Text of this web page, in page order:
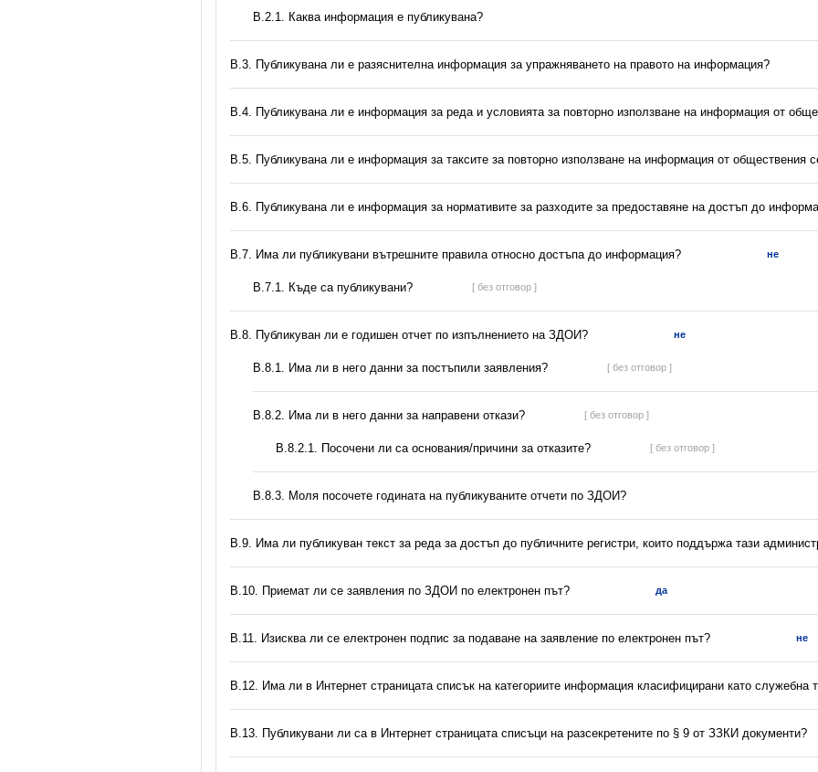
B.2.1. Каква информация е публикувана?
В.3. Публикувана ли е разяснителна информация за упражняването на правото на информация?
В.4. Публикувана ли е информация за реда и условията за повторно използване на информация от
В.5. Публикувана ли е информация за таксите за повторно използване на информация от обществения
В.6. Публикувана ли е информация за нормативите за разходите за предоставяне на достъп до
В.7. Има ли публикувани вътрешните правила относно достъпа до информация? не
В.7.1. Къде са публикувани? [ без отговор ]
В.8. Публикуван ли е годишен отчет по изпълнението на ЗДОИ? не
В.8.1. Има ли в него данни за постъпили заявления? [ без отговор ]
В.8.2. Има ли в него данни за направени откази? [ без отговор ]
В.8.2.1. Посочени ли са основания/причини за отказите? [ без отговор ]
В.8.3. Моля посочете годината на публикуваните отчети по ЗДОИ?
В.9. Има ли публикуван текст за реда за достъп до публичните регистри, които поддържа тази
В.10. Приемат ли се заявления по ЗДОИ по електронен път? да
В.11. Изисква ли се електронен подпис за подаване на заявление по електронен път? не
В.12. Има ли в Интернет страницата списък на категориите информация класифицирани като служебна
В.13. Публикувани ли са в Интернет страницата списъци на разсекретените по § 9 от ЗЗКИ документи?